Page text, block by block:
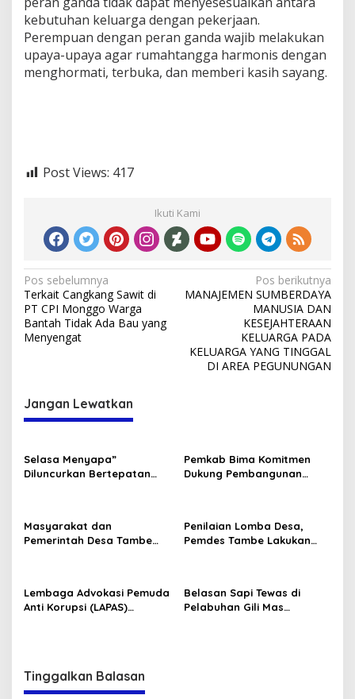
kebutuhan keluarga dengan pekerjaan.
Perempuan dengan peran ganda wajib melakukan
upaya-upaya agar rumahtangga harmonis dengan
menghormati, terbuka, dan memberi kasih sayang.
Post Views: 417
Ikuti Kami
Navigasi
pos
Pos sebelumnya
Terkait Cangkang Sawit di
PT CPI Monggo Warga
Bantah Tidak Ada Bau yang
Menyengat
Pos berikutnya
MANAJEMEN SUMBERDAYA
MANUSIA DAN
KESEJAHTERAAN
KELUARGA PADA
KELUARGA YANG TINGGAL
DI AREA PEGUNUNGAN
Jangan Lewatkan
Selasa Menyapa”
Diluncurkan Bertepatan
Pemkab Bima Komitmen
Dukung Pembangunan
Masyarakat dan
Pemerintah Desa Tambe
Penilaian Lomba Desa,
Pemdes Tambe Lakukan
Lembaga Advokasi Pemuda
Anti Korupsi (LAPAS)
Belasan Sapi Tewas di
Pelabuhan Gili Mas
Tinggalkan Balasan